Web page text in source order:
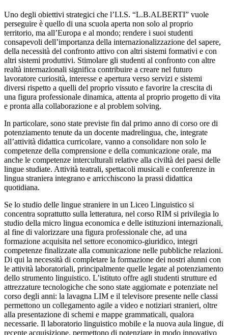
Uno degli obiettivi strategici che l’I.I.S. “L.B.ALBERTI” vuole
perseguire è quello di una scuola aperta non solo al proprio
territorio, ma all’Europa e al mondo; rendere i suoi studenti
consapevoli dell’importanza della internazionalizzazione del sapere,
della necessità del confronto attivo con altri sistemi formativi e con
altri sistemi produttivi. Stimolare gli studenti al confronto con altre
realtà internazionali significa contribuire a creare nel futuro
lavoratore curiosità, interesse e apertura verso servizi e sistemi
diversi rispetto a quelli del proprio vissuto e favorire la crescita di
una figura professionale dinamica, attenta al proprio progetto di vita
e pronta alla collaborazione e al problem solving.
In particolare, sono state previste fin dal primo anno di corso ore di
potenziamento tenute da un docente madrelingua, che, integrate
all’attività didattica curricolare, vanno a consolidare non solo le
competenze della comprensione e della comunicazione orale, ma
anche le competenze interculturali relative alla civiltà dei paesi delle
lingue studiate. Attività teatrali, spettacoli musicali e conferenze in
lingua straniera integrano e arricchiscono la prassi didattica
quotidiana.
Se lo studio delle lingue straniere in un Liceo Linguistico si
concentra soprattutto sulla letteratura, nel corso RIM si privilegia lo
studio della micro lingua economica e delle istituzioni internazionali,
al fine di valorizzare una figura professionale che, ad una
formazione acquisita nel settore economico-giuridico, integri
competenze finalizzate alla comunicazione nelle pubbliche relazioni.
Di qui la necessità di completare la formazione dei nostri alunni con
le attività laboratoriali, principalmente quelle legate al potenziamento
dello strumento linguistico. L’istituto offre agli studenti strutture ed
attrezzature tecnologiche che sono state aggiornate e potenziate nel
corso degli anni: la lavagna LIM e il televisore presente nelle classi
permettono un collegamento agile a video e notiziari stranieri, oltre
alla presentazione di schemi e mappe grammaticali, qualora
necessarie. Il laboratorio linguistico mobile e la nuova aula lingue, di
recente acquisizione, permettono di potenziare in modo innovativo